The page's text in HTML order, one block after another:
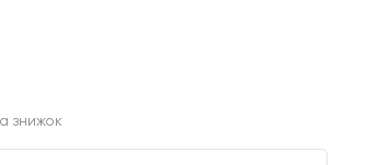
знижок